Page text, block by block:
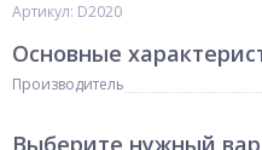
Артикул: D2020
Основные
Производитель
Выберите нужный